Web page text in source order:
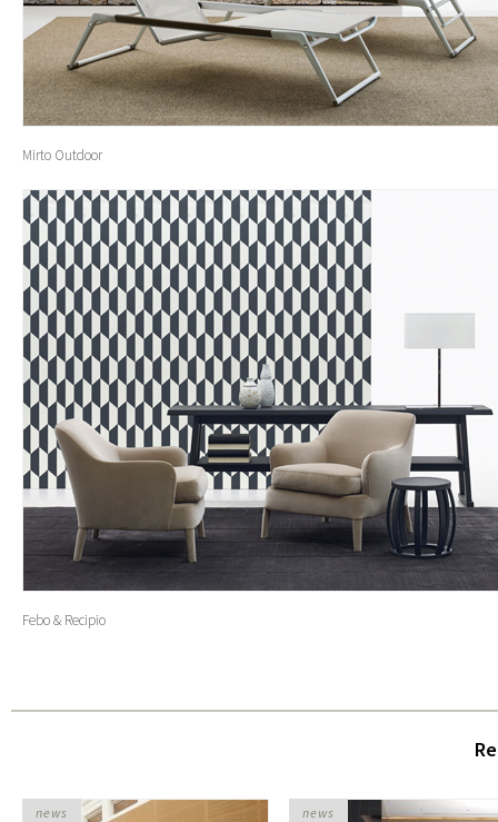
Mirto Outdoor
Febo & Recipio
news news